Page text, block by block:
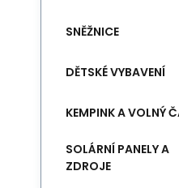
SNĚŽNICE
DĚTSKÉ VYBAVENÍ
KEMPINK A VOLNÝ
SOLÁRNÍ PANELY A
ZDROJE